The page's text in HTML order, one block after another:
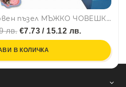
Образователен дървен пъзел МЪЖКО ЧОВЕШКО ТЯЛО - BODY STRUCTURE PUZZLE SD05, BF23
лв.€7.73 / 15.12 лв.
В КОЛИЧКА